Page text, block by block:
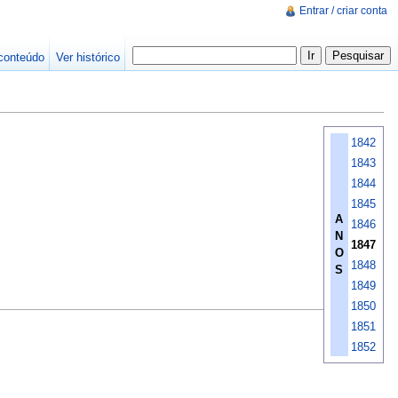
A
N
O
S
1842
1843
1844
1845
1846
1847
1848
1849
1850
1851
1852
Entrar / criar conta
Ver histórico